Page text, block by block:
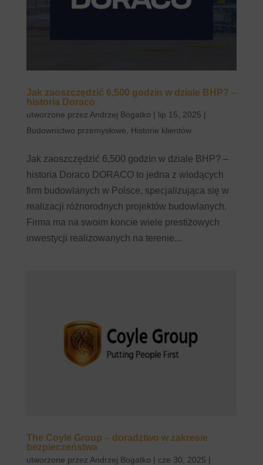
Jak zaoszczędzić 6,500 godzin w dziale BHP? –
historia Doraco
utworzone przez Andrzej Bogatko | lip 15, 2025 |
Budownictwo przemysłowe
Historie klientów
Jak zaoszczędzić 6,500 godzin w dziale BHP? –
historia Doraco DORACO to jedna z wiodących
firm budowlanych w Polsce, specjalizująca się w
realizacji różnorodnych projektów budowlanych.
Firma ma na swoim koncie wiele prestiżowych
inwestycji realizowanych na terenie...
The Coyle Group – doradztwo w zakresie
bezpieczeństwa
utworzone przez Andrzej Bogatko | cze 30, 2025 |